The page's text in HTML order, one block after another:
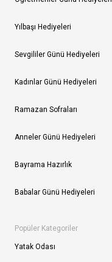
Yılbaşı Hediyeleri
Sevgililer Günü Hediyeleri
Kadınlar Günü Hediyeleri
Ramazan Sofraları
Anneler Günü Hediyeleri
Bayrama Hazırlık
Babalar Günü Hediyeleri
Popüler Kategoriler
Yatak Odası